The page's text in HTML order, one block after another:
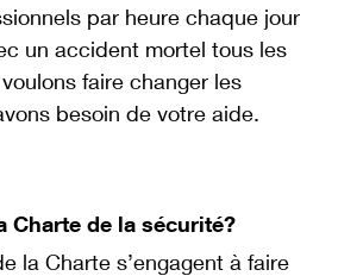
par heure chaque jour
un accident mortel tous les
faire changer les
besoin de votre aide.
Charte de la sécurité?
la Charte s’engagent à faire